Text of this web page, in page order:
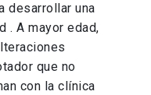
desarrollar una
. A mayor edad,
que no
con la clínica